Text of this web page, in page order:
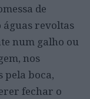
de
revoltas
num galho ou
nos
pela boca,
fechar o